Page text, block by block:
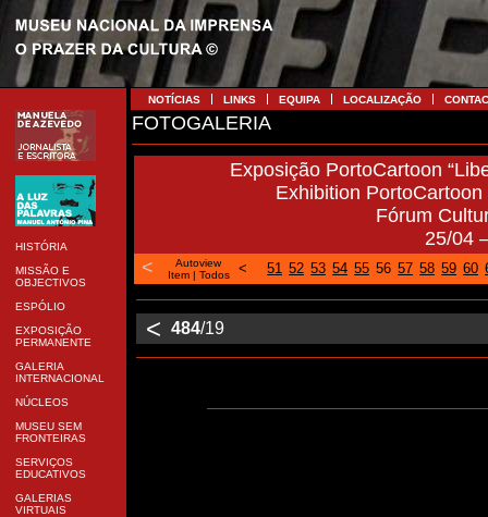
HISTÓRIA
MISSÃO E
OBJECTIVOS
ESPÓLIO
EXPOSIÇÃO
PERMANENTE
GALERIA
INTERNACIONAL
NÚCLEOS
MUSEU SEM
FRONTEIRAS
SERVIÇOS
EDUCATIVOS
GALERIAS
VIRTUAIS
NOTÍCIAS LINKS EQUIPA LOCALIZAÇÃO
FOTOGALERIA
Exposição PortoCartoon
Exhibition PortoCartoon
Fórum
25/04
<
Autoview
Item| Todos < 51 52 53 54 55 56 57 58 59 60
< 484/19